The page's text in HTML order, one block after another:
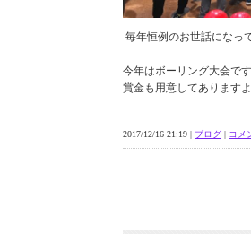
毎年恒例のお世話になっ
今年はボーリング大会で
賞金も用意してあります
2017/12/16 21:19 | ブログ | コメ